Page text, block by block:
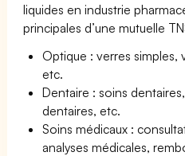
liquides en industrie
principales d’une mutuelle
Optique : verres simples,
etc.
Dentaire : soins
dentaires, etc.
Soins médicaux :
analyses médicales,